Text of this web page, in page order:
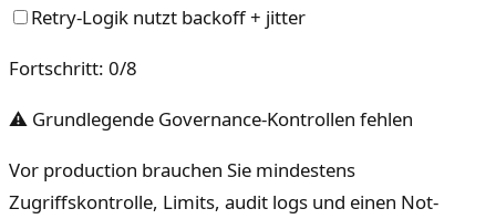
Retry-Logik nutzt backoff + jitter
Fortschritt: 0/8
⚠ Grundlegende Governance-Kontrollen fehlen
Vor production brauchen Sie mindestens
Zugriffskontrolle, Limits, audit logs und einen Not-